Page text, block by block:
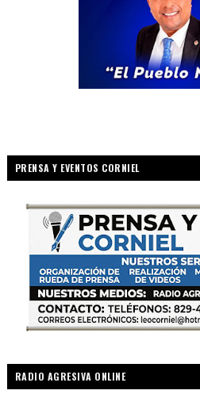
PRENSA Y EVENTOS CORNIEL
RADIO AGRESIVA ONLINE